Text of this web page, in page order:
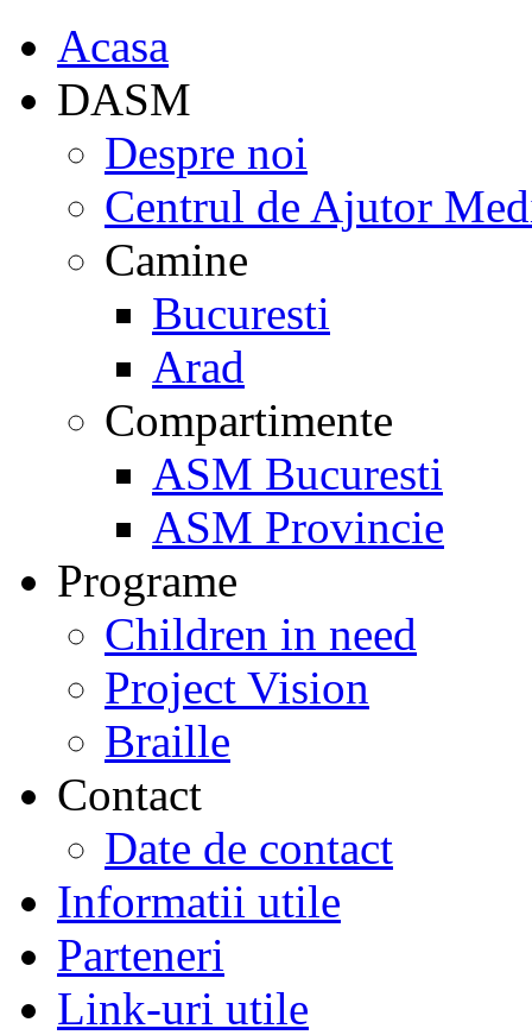
Acasa
DASM
Despre noi
Centrul de Ajutor
Camine
Bucuresti
Arad
Compartimente
ASM Bucuresti
ASM Provincie
Programe
Children in need
Project Vision
Braille
Contact
Date de contact
Informatii utile
Parteneri
Link-uri utile